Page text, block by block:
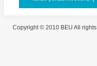
Copyright © 2010 BEU All rights